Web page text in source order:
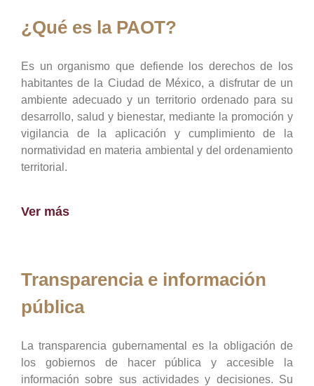
¿Qué es la PAOT?
Es un organismo que defiende los derechos de los
habitantes de la Ciudad de México, a disfrutar de un
ambiente adecuado y un territorio ordenado para su
desarrollo, salud y bienestar, mediante la promoción y
vigilancia de la aplicación y cumplimiento de la
normatividad en materia ambiental y del ordenamiento
territorial.
Ver más
Transparencia e información
pública
La transparencia gubernamental es la obligación de
los gobiernos de hacer pública y accesible la
información sobre sus actividades y decisiones. Su